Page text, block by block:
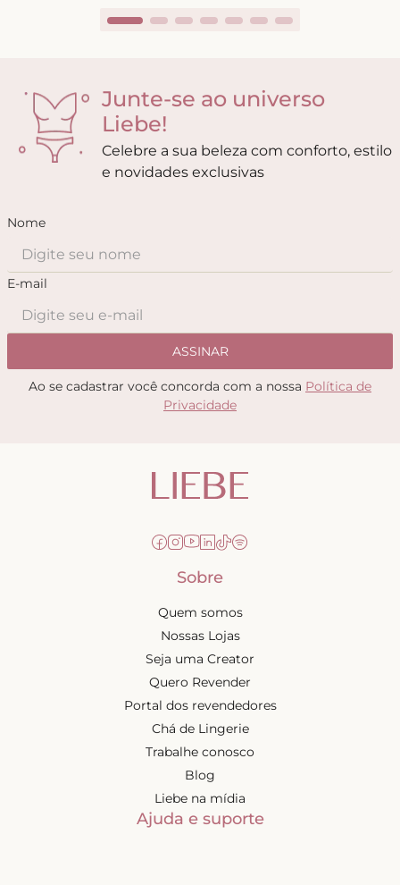
Junte-se ao universo
Liebe!
Celebre a sua beleza com conforto, estilo
e novidades exclusivas
Nome
E-mail
ASSINAR
Ao se cadastrar você concorda com a nossa Política de
Privacidade
Sobre
Quem somos
Nossas Lojas
Seja uma Creator
Quero Revender
Portal dos revendedores
Chá de Lingerie
Trabalhe conosco
Blog
Liebe na mídia
Ajuda e suporte